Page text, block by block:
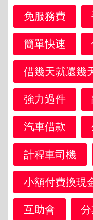
免服務費
簡單快速
借幾天就還幾
強力過件
汽車借款
計程車司機
小額付費換現
互助會